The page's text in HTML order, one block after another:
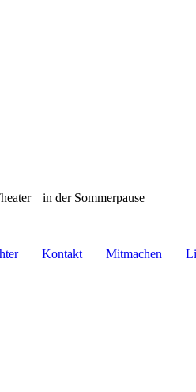
in der Sommerpause
Kontakt Mitmachen